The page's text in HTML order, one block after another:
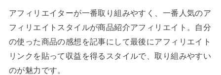
アフィリエイターが一番取り組みやすく、一番人気のア
フィリエイトスタイルが商品紹介アフィリエイト。自分
の使った商品の感想を記事にして最後にアフィリエイト
リンクを貼って収益を得るスタイルで、取り組みやすい
のが魅力です。